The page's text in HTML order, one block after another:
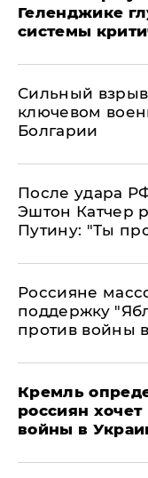
Геленджике
системы
Сильный
ключевом
Болгарии
После удара
Эштон Катчер
Путину: "Ты
Россияне
поддержку
против войны
Кремль
россиян
войны в